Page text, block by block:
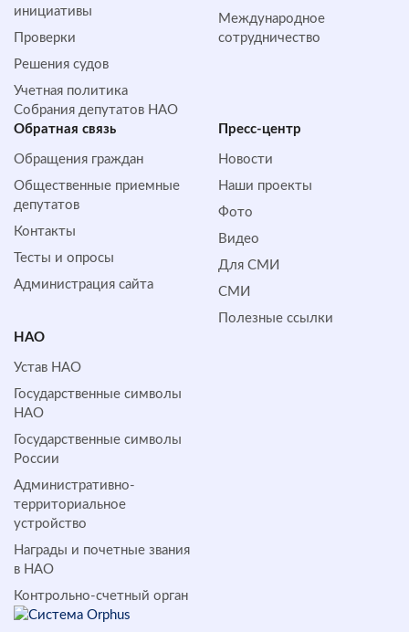
инициативы
Проверки
Решения судов
Учетная политика
Собрания депутатов НАО
Международное
сотрудничество
Обратная cвязь
Обращения граждан
Общественные приемные
депутатов
Контакты
Тесты и опросы
Администрация сайта
Пресс-центр
Новости
Наши проекты
Фото
Видео
Для СМИ
СМИ
Полезные ссылки
НАО
Устав НАО
Государственные символы
НАО
Государственные символы
России
Административно-
территориальное
устройство
Награды и почетные звания
в НАО
Контрольно-счетный орган